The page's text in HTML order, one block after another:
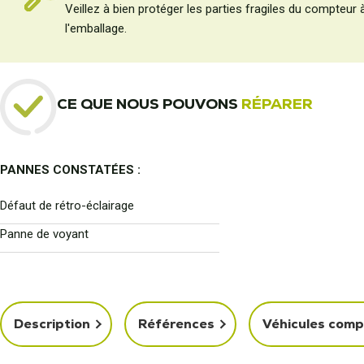
Veillez à bien protéger les parties fragiles du compteur
l'emballage.
CE QUE NOUS POUVONS RÉPARER
PANNES CONSTATÉES :
Défaut de rétro-éclairage
Panne de voyant
Description Références Véhicules